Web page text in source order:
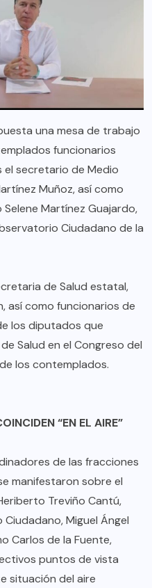
una mesa de trabajo
funcionarios
secretario de Medio
Muñoz, así como
Martínez Guajardo,
Ciudadano de la
de Salud estatal,
así como funcionarios de
los diputados que
Salud en el Congreso del
los contemplados.
“EN EL AIRE”
de las fracciones
manifestaron sobre el
Treviño Cantú,
Miguel Ángel
Carlos de la Fuente,
puntos de vista
situación del aire